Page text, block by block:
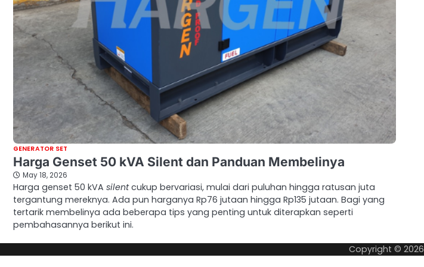
GENERATOR SET
Harga Genset 50 kVA Silent dan Panduan Membelinya
May 18, 2026
Harga genset 50 kVA silentcukup bervariasi, mulai dari puluhan hingga ratusan juta
tergantung mereknya. Ada pun harganya Rp76 jutaan hingga Rp135 jutaan. Bagi yang
tertarik membelinya ada beberapa tips yang penting untuk diterapkan seperti
pembahasannya berikut ini.
Copyright © 2026